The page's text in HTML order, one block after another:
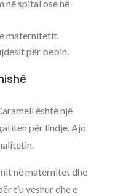
në spital ose në
maternitetit.
për bebin.
është një
për lindje. Ajo
në maternitet dhe
t’u veshur dhe e